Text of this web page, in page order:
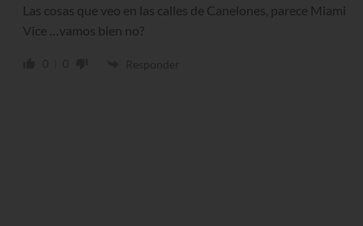
Las cosas que veo en las calles de Canelones, parece Miami
Vice …vamos bien no?